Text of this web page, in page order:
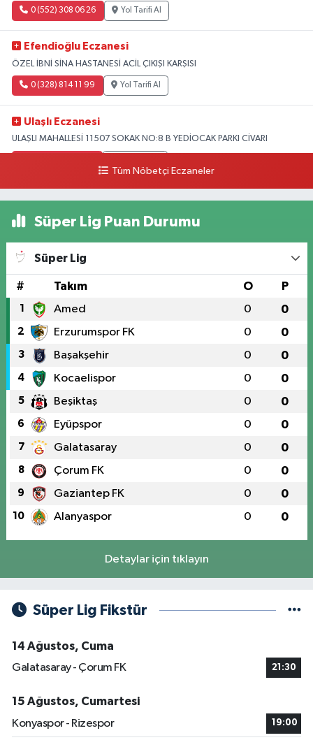
0 (552) 308 06 26 Yol Tarifi Al
Efendioğlu Eczanesi
ÖZEL İBNİ SİNA HASTANESİ ACİL ÇIKIŞI KARŞISI
0 (328) 814 11 99 Yol Tarifi Al
Ulaşlı Eczanesi
ULAŞLI MAHALLESİ 11507 SOKAK NO:8 B YEDİOCAK PARKI CİVARI
Tüm Nöbetçi Eczaneler
Süper Lig Puan Durumu
Süper Lig
# Takım O P
1 Amed 0 0
2 Erzurumspor FK 0 0
3 Başakşehir 0 0
4 Kocaelispor 0 0
5 Beşiktaş 0 0
6 Eyüpspor 0 0
7 Galatasaray 0 0
8 Çorum FK 0 0
9 Gaziantep FK 0 0
10 Alanyaspor 0 0
Detaylar için tıklayın
Süper Lig Fikstür
14 Ağustos, Cuma
Galatasaray - Çorum FK
21:30
15 Ağustos, Cumartesi
Konyaspor - Rizespor
19:00